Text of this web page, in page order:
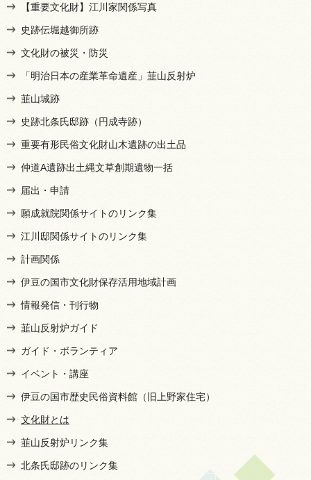
【重要文化財】江川家関係写真
史跡伝堀越御所跡
文化財の被災・防災
「明治日本の産業革命遺産」韮山反射炉
韮山城跡
史跡北条氏邸跡（円成寺跡）
重要有形民俗文化財山木遺跡の出土品
仲道A遺跡出土縄文草創期遺物一括
届出・申請
願成就院関係サイトのリンク集
江川邸関係サイトのリンク集
計画関係
伊豆の国市文化財保存活用地域計画
情報発信・刊行物
韮山反射炉ガイド
ガイド・ボランティア
イベント・講座
伊豆の国市歴史民俗資料館（旧上野家住宅）
文化財とは
韮山反射炉リンク集
北条氏邸跡のリンク集